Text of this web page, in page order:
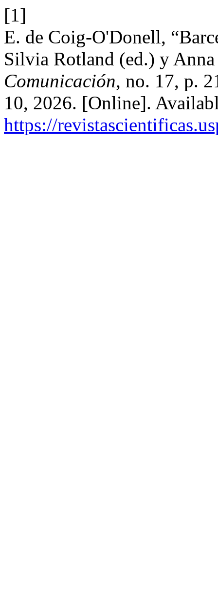
[1]
E. de Coig-O'Donell,
Silvia Rotland (ed.) y
Comunicación, no. 17, p.
10, 2026. [Online].
https://